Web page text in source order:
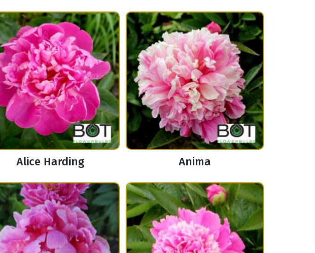
Alice Harding Anima